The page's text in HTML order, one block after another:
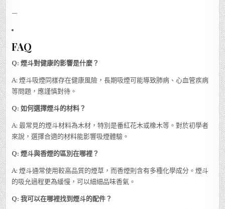
—
FAQ
Q: 煙斗對健康的影響是什麼？
A: 煙斗吸煙同樣存在健康風險，長期吸煙可能導致肺病、心血管疾病
等問題，應謹慎對待。
Q: 如何選擇煙斗的材料？
A: 最常見的煙斗材料為木材，特別是番紅花木或橡木等。對於初學者
來說，選擇合適的材料能影響吸煙體驗。
Q: 煙斗與香煙的區別在哪裡？
A: 煙斗通常使用較高品質的煙草，而香煙則含有多種化學成分。煙斗
的吸允過程更為緩慢，可以細細品味香氣。
Q: 我可以在哪裡找到煙斗的配件？